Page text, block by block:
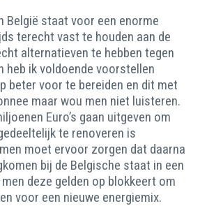
België staat voor een enorme
terecht vast te houden aan de
alternatieven te hebben tegen
heb ik voldoende voorstellen
beter voor te bereiden en dit met
maar wou men niet luisteren.
Euro’s gaan uitgeven om
te renoveren is
moet ervoor zorgen dat daarna
bij de Belgische staat in een
deze gelden op blokkeert om
voor een nieuwe energiemix.